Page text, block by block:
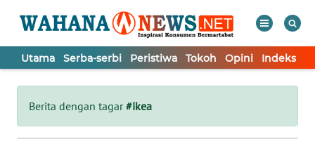
Utama Serba-serbi Peristiwa Tokoh Opini Indeks
Berita dengan tagar#ikea
Tutup
UTAMA